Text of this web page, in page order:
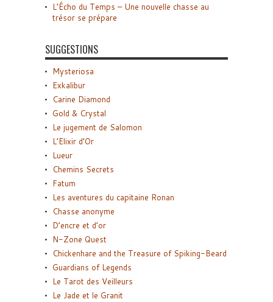
L’Écho du Temps – Une nouvelle chasse au
trésor se prépare
SUGGESTIONS
Mysteriosa
Exkalibur
Carine Diamond
Gold & Crystal
Le jugement de Salomon
L’Elixir d’Or
Lueur
Chemins Secrets
Fatum
Les aventures du capitaine Ronan
Chasse anonyme
D’encre et d’or
N-Zone Quest
Chickenhare and the Treasure of Spiking-Beard
Guardians of Legends
Le Tarot des Veilleurs
Le Jade et le Granit